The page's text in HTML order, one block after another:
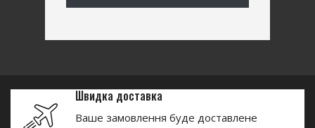
Швидка доставка
Ваше замовлення буде доставлене